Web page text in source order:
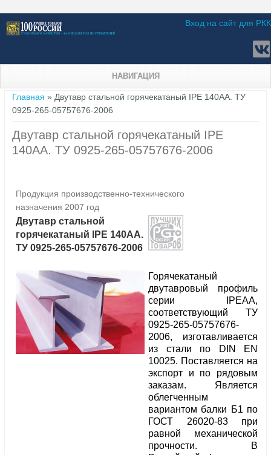
Вход на сайт для РКК
НАВИГАЦИЯ
Вы здесь
Главная » Двутавр стальной горячекатаный IPE 140АА. ТУ
0925-265-05757676-2006
Двутавр стальной горячекатаный IPE
140АА. ТУ 0925-265-05757676-2006
Продукция производственно-технического
назначения 2007 год
Двутавр стальной
горячекатаный IPE 140АА.
ТУ 0925-265-05757676-2006
Горячекатаный
двутавровый профиль
серии IPEAA,
соответствующий ТУ
0925-265-05757676-
2006, изготавливается
из стали по DIN EN
10025. Поставляется на
экспорт и по рядовым
заказам. Является
облегченным
вариантом балки Б1 по
ГОСТ 26020-83 при
равной механической
прочности. В